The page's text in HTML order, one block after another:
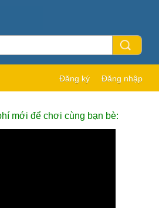
Đăng ký Đăng nhập
mới để chơi cùng bạn bè: